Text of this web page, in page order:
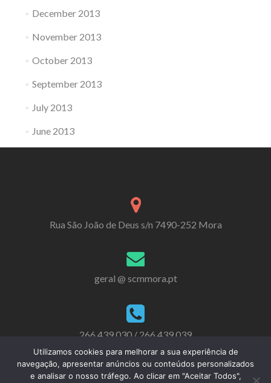
December 2013
November 2013
October 2013
September 2013
July 2013
June 2013
Rua São João de Deus s/n 7490-252 Mora
geral @ scmmora.pt
266 439 030 / 266 439 039
Utilizamos cookies para melhorar a sua experiência de
navegação, apresentar anúncios ou conteúdos personalizados
e analisar o nosso tráfego. Ao clicar em "Aceitar Todos",